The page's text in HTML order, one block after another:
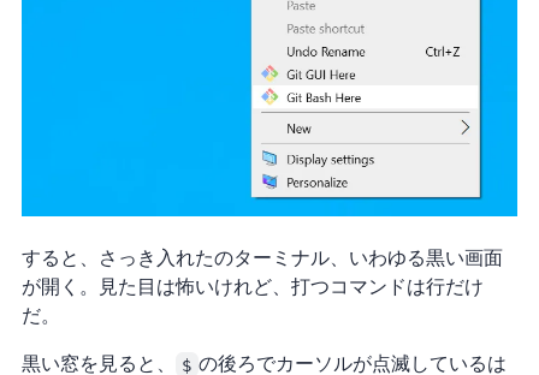
すると、さっき入れた Git のターミナル、いわゆる黒い画面
が開く。見た目は怖いけれど、打つコマンドは1行だけ
だ。
黒い窓を見ると、 $ の後ろでカーソルが点滅しているは